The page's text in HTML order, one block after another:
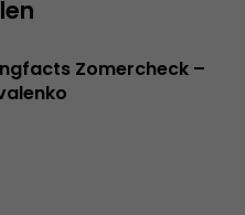
Zomercheck –